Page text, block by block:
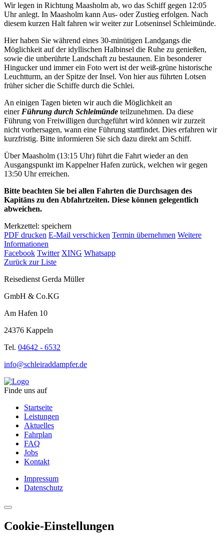
Wir legen in Richtung Maasholm ab, wo das Schiff gegen 12:05
Uhr anlegt. In Maasholm kann Aus- oder Zustieg erfolgen. Nach
diesem kurzen Halt fahren wir weiter zur Lotseninsel Schleimünde.
Hier haben Sie während eines 30-minütigen Landgangs die
Möglichkeit auf der idyllischen Halbinsel die Ruhe zu genießen,
sowie die unberührte Landschaft zu bestaunen. Ein besonderer
Hingucker und immer ein Foto wert ist der weiß-grüne historische
Leuchtturm, an der Spitze der Insel. Von hier aus führten Lotsen
früher sicher die Schiffe durch die Schlei.
An einigen Tagen bieten wir auch die Möglichkeit an
einer Führung durch Schleimünde teilzunehmen. Da diese
Führung von Freiwilligen durchgeführt wird können wir zurzeit
nicht vorhersagen, wann eine Führung stattfindet. Dies erfahren wir
kurzfristig. Bitte informieren Sie sich dazu direkt am Schiff.
Über Maasholm (13:15 Uhr) führt die Fahrt wieder an den
Ausgangspunkt im Kappelner Hafen zurück, welchen wir gegen
13:50 Uhr erreichen.
Bitte beachten Sie bei allen Fahrten die Durchsagen des
Kapitäns zu den Abfahrtzeiten. Diese können gelegentlich
abweichen.
Merkzettel: speichern
PDF drucken E-Mail verschicken Termin übernehmen Weitere
Informationen
Facebook Twitter XING Whatsapp
Zurück zur Liste
Reisedienst Gerda Müller
GmbH & Co.KG
Am Hafen 10
24376 Kappeln
Tel. 04642 - 6532
info@schleiraddampfer.de
Finde uns auf
Startseite
Leistungen
Aktuelles
Fahrplan
FAQ
Jobs
Kontakt
Impressum
Datenschutz
Cookie-Einstellungen